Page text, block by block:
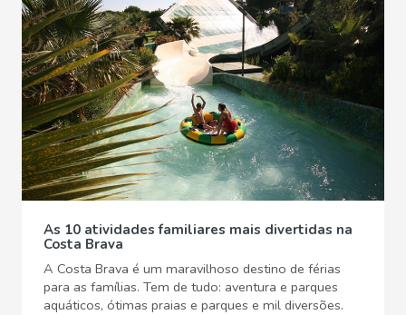
As 10 atividades familiares mais divertidas na
Costa Brava
A Costa Brava é um maravilhoso destino de férias
para as famílias. Tem de tudo: aventura e parques
aquáticos, ótimas praias e parques e mil diversões.